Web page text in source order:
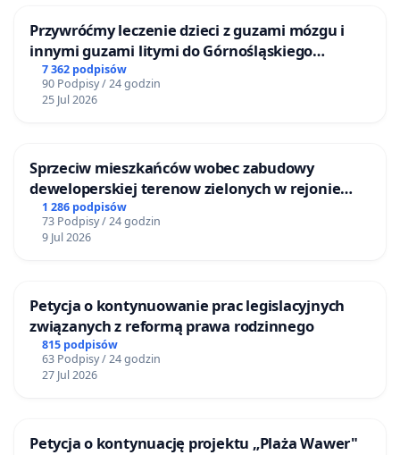
Przywróćmy leczenie dzieci z guzami mózgu i
innymi guzami litymi do Górnośląskiego
Centrum Zdrowia Dziecka w Katowicach
7 362 podpisów
90 Podpisy / 24 godzin
25 Jul 2026
Sprzeciw mieszkańców wobec zabudowy
deweloperskiej terenow zielonych w rejonie
Bulwarów Straceńskich w Bielsku-Białej
1 286 podpisów
73 Podpisy / 24 godzin
9 Jul 2026
Petycja o kontynuowanie prac legislacyjnych
związanych z reformą prawa rodzinnego
815 podpisów
63 Podpisy / 24 godzin
27 Jul 2026
Petycja o kontynuację projektu „Plaża Wawer"